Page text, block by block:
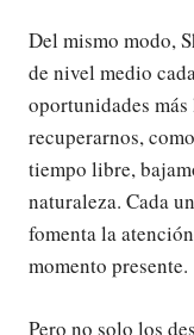
Del mismo modo,
de nivel medio
oportunidades
recuperarnos,
tiempo libre,
naturaleza. Cada
fomenta la
momento presente.
Pero no solo los